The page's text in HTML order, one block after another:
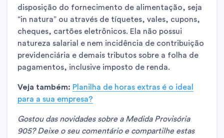
disposição do fornecimento de alimentação, seja
“in natura” ou através de tíquetes, vales, cupons,
cheques, cartões eletrônicos. Ela não possui
natureza salarial e nem incidência de contribuição
previdenciária e demais tributos sobre a folha de
pagamentos, inclusive imposto de renda.
Veja também: Planilha de horas extras é o ideal
para a sua empresa?
Gostou das novidades sobre a Medida Provisória
905? Deixe o seu comentário e compartilhe estas